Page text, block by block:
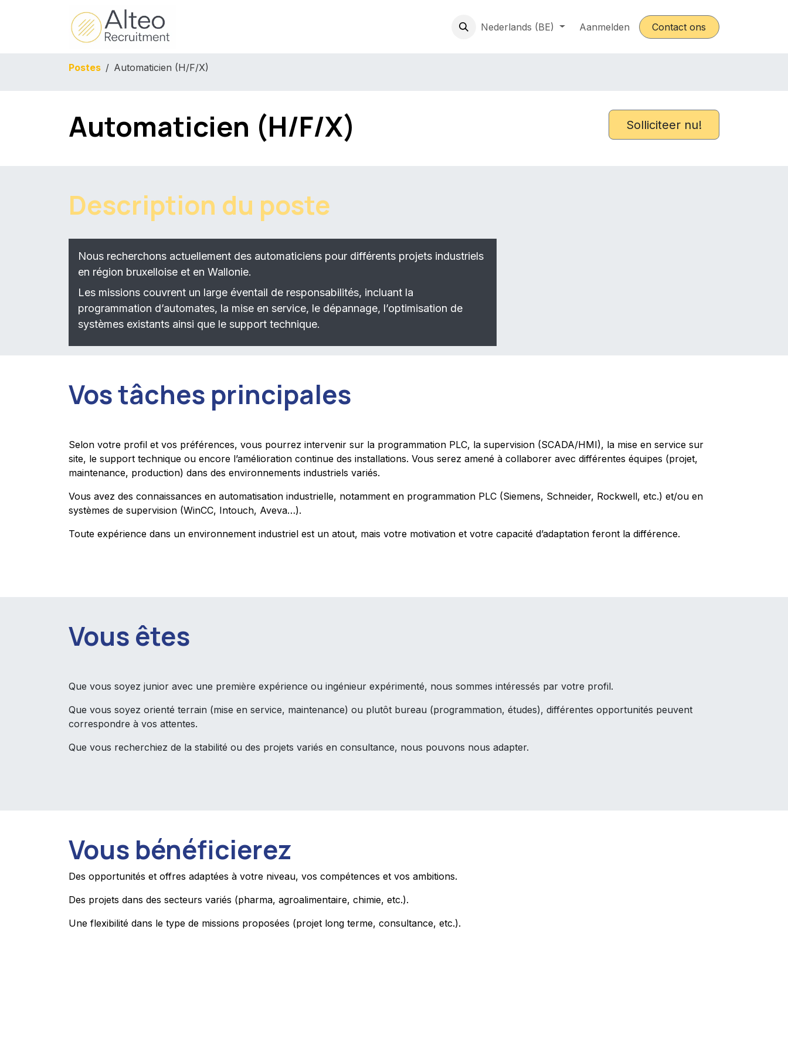
Cursussen Vacatures
Nederlands (BE) Aanmelden Contact ons
Postes Automaticien (H/F/X)
Solliciteer nu!
Automaticien (H/F/X)
Description du poste
Nous recherchons actuellement des automaticiens pour différents projets industriels
en région bruxelloise et en Wallonie.
Les missions couvrent un large éventail de responsabilités, incluant la
programmation d’automates, la mise en service, le dépannage, l’optimisation de
systèmes existants ainsi que le support technique.
Vos tâches principales
Selon votre profil et vos préférences, vous pourrez intervenir sur la programmation PLC, la supervision (SCADA/HMI), la mise en service sur
site, le support technique ou encore l’amélioration continue des installations. Vous serez amené à collaborer avec différentes équipes (projet,
maintenance, production) dans des environnements industriels variés.
Vous avez des connaissances en automatisation industrielle, notamment en programmation PLC (Siemens, Schneider, Rockwell, etc.) et/ou en
systèmes de supervision (WinCC, Intouch, Aveva…).
Toute expérience dans un environnement industriel est un atout, mais votre motivation et votre capacité d’adaptation feront la différence.
Vous êtes
Que vous soyez junior avec une première expérience ou ingénieur expérimenté, nous sommes intéressés par votre profil.
Que vous soyez orienté terrain (mise en service, maintenance) ou plutôt bureau (programmation, études), différentes opportunités peuvent
correspondre à vos attentes.
Que vous recherchiez de la stabilité ou des projets variés en consultance, nous pouvons nous adapter.
Vous bénéficierez
Des opportunités et offres adaptées à votre niveau, vos compétences et vos ambitions.
Des projets dans des secteurs variés (pharma, agroalimentaire, chimie, etc.).
Une flexibilité dans le type de missions proposées (projet long terme, consultance, etc.).